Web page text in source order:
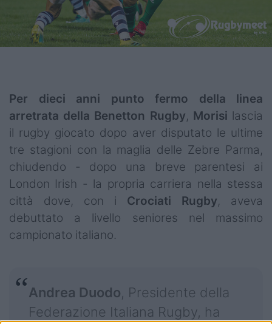
Per dieci anni punto fermo della linea
arretrata della Benetton Rugby, Morisi lascia
il rugby giocato dopo aver disputato le ultime
tre stagioni con la maglia delle Zebre Parma,
chiudendo - dopo una breve parentesi ai
London Irish - la propria carriera nella stessa
città dove, con i Crociati Rugby, aveva
debuttato a livello seniores nel massimo
campionato italiano.
Andrea Duodo, Presidente della
Federazione Italiana Rugby, ha